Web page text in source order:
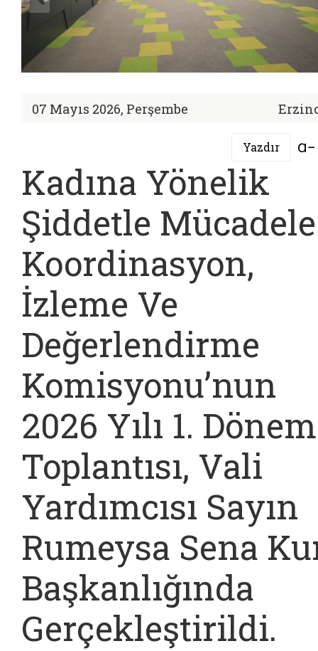
07 Mayıs 2026, Perşembe
Yazdır
Kadına Yönelik
Şiddetle
Koordinasyon,
İzleme Ve
Değerlendirme
Komisyonu’nun
2026 Yılı 1. Dönem
Toplantısı, Vali
Yardımcısı Sayın
Rumeysa Sena
Başkanlığında
Gerçekleştirildi.